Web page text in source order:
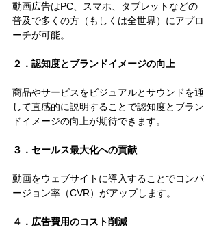
動画広告はPC、スマホ、タブレットなどの
普及で多くの方（もしくは全世界）にアプロ
ーチが可能。
２．認知度とブランドイメージの向上
商品やサービスをビジュアルとサウンドを通
して直感的に説明することで認知度とブラン
ドイメージの向上が期待できます。
３．セールス最大化への貢献
動画をウェブサイトに導入することでコンバ
ージョン率（CVR）がアップします。
４．広告費用のコスト削減